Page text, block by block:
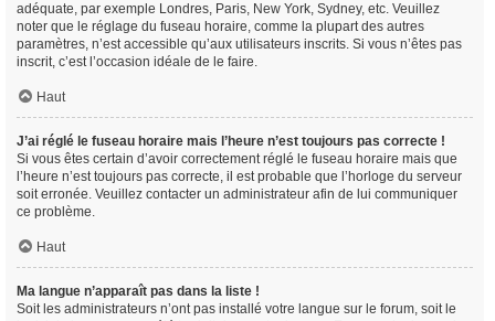
adéquate, par exemple Londres, Paris, New York, Sydney, etc. Veuillez
noter que le réglage du fuseau horaire, comme la plupart des autres
paramètres, n’est accessible qu’aux utilisateurs inscrits. Si vous n’êtes pas
inscrit, c’est l’occasion idéale de le faire.
Haut
J’ai réglé le fuseau horaire mais l’heure n’est toujours pas correcte !
Si vous êtes certain d’avoir correctement réglé le fuseau horaire mais que
l’heure n’est toujours pas correcte, il est probable que l’horloge du serveur
soit erronée. Veuillez contacter un administrateur afin de lui communiquer
ce problème.
Haut
Ma langue n’apparaît pas dans la liste !
Soit les administrateurs n’ont pas installé votre langue sur le forum, soit le